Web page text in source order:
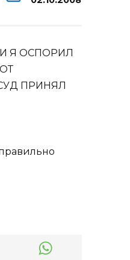
Я ОСПОРИЛ
ПРИНЯЛ